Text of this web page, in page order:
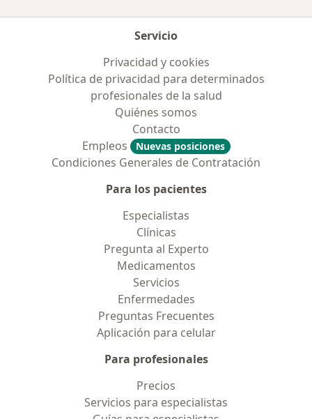
Servicio
Privacidad y cookies
Política de privacidad para determinados
profesionales de la salud
Quiénes somos
Contacto
Empleos
Nuevas posiciones
Condiciones Generales de Contratación
Para los pacientes
Especialistas
Clínicas
Pregunta al Experto
Medicamentos
Servicios
Enfermedades
Preguntas Frecuentes
Aplicación para celular
Para profesionales
Precios
Servicios para especialistas